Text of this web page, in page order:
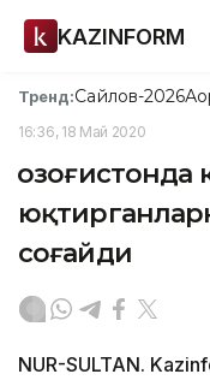
KAZINFORM
Тренд:Сайлов-2026
16:36, 18 Май 2020
соғайди
NUR-SULTAN.